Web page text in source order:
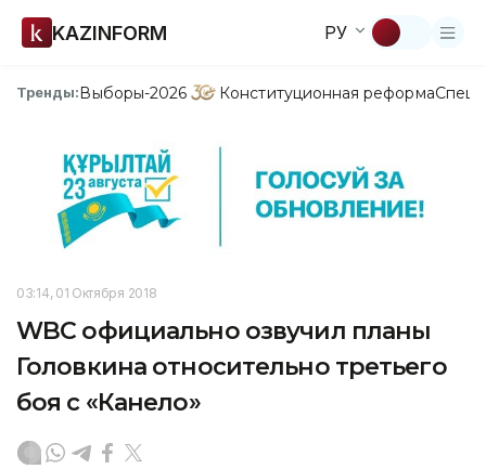
KAZINFORM РУ
Тренды:Выборы-2026 Конституционная реформа
03:14, 01 Октября 2018
WBC официально озвучил планы
Головкина относительно третьего
боя с «Канело»